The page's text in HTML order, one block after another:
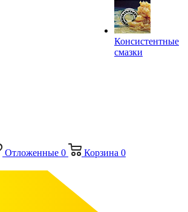
Консистентные
смазки
Отложенные 0 Корзина 0